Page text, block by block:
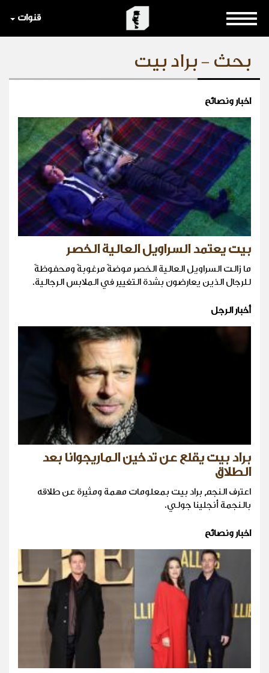
قنوات
بحث - براد بيت
اخبار ونصائح
بيت يعتمد السراويل العالية الخصر
ما زالت السراويل العالية الخصر موضةً مرغوبةً ومحفوظةً
للرجال الذين يعارضون بشدة التغيير في الملابس الرجالية.
أخبار الرجل
براد بيت يقلع عن تدخين الماريجوانا بعد
الطلاق
اعترف النجم براد بيت بمعلومات مهمة ومثيرة عن طلاقه
بالنجمة أنجلينا جولي.
اخبار ونصائح